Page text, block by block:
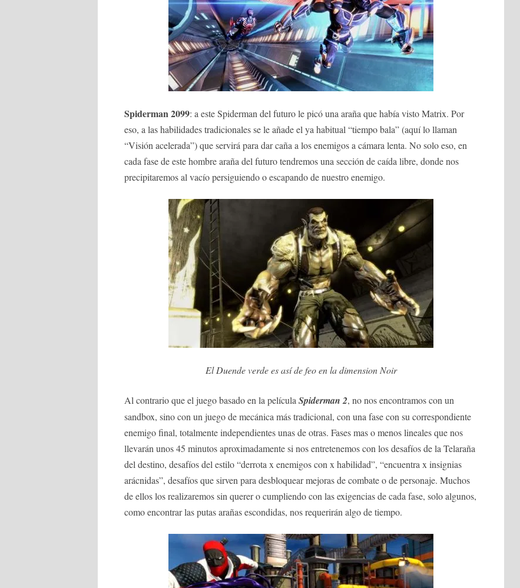
Spiderman 2099: a este Spiderman del futuro le picó una araña que había visto Matrix. Por
eso, a las habilidades tradicionales se le añade el ya habitual “tiempo bala” (aquí lo llaman
“Visión acelerada”) que servirá para dar caña a los enemigos a cámara lenta. No solo eso, en
cada fase de este hombre araña del futuro tendremos una sección de caída libre, donde nos
precipitaremos al vacío persiguiendo o escapando de nuestro enemigo.
El Duende verde es así de feo en la dimension Noir
Al contrario que el juego basado en la películaSpiderman 2, no nos encontramos con un
sandbox, sino con un juego de mecánica más tradicional, con una fase con su correspondiente
enemigo final, totalmente independientes unas de otras. Fases mas o menos lineales que nos
llevarán unos 45 minutos aproximadamente si nos entretenemos con los desafíos de la Telaraña
del destino, desafíos del estilo “derrota x enemigos con x habilidad”, “encuentra x insignias
arácnidas”, desafíos que sirven para desbloquear mejoras de combate o de personaje. Muchos
de ellos los realizaremos sin querer o cumpliendo con las exigencias de cada fase, solo algunos,
como encontrar las putas arañas escondidas, nos requerirán algo de tiempo.